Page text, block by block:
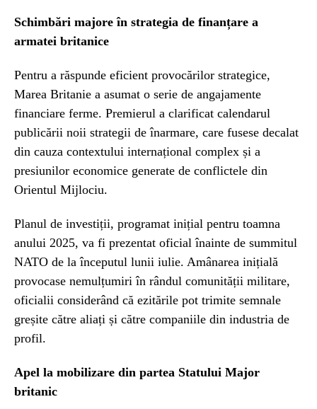
Schimbări majore în strategia de finanțare a
armatei britanice
Pentru a răspunde eficient provocărilor strategice,
Marea Britanie a asumat o serie de angajamente
financiare ferme. Premierul a clarificat calendarul
publicării noii strategii de înarmare, care fusese decalat
din cauza contextului internațional complex și a
presiunilor economice generate de conflictele din
Orientul Mijlociu.
Planul de investiții, programat inițial pentru toamna
anului 2025, va fi prezentat oficial înainte de summitul
NATO de la începutul lunii iulie. Amânarea inițială
provocase nemulțumiri în rândul comunității militare,
oficialii considerând că ezitările pot trimite semnale
greșite către aliați și către companiile din industria de
profil.
Apel la mobilizare din partea Statului Major
britanic